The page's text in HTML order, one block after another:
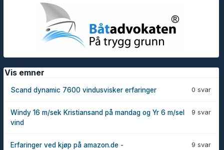
Vis emner
0 svar
Scand dynamic 7600 vindusvisker erfaringer
9 svar
Windy 16 m/sek Kristiansand på mandag og Yr 6 m/sel
vind
9 svar
Erfaringer ved kjøp på amazon.de -